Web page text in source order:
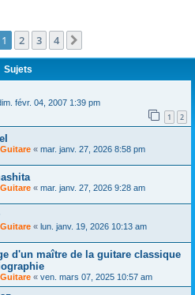
1 2 3 4
Sujets
févr. 04, 2007 1:39 pm
1 2
« mar. janv. 27, 2026 8:58 pm
« mar. janv. 27, 2026 9:28 am
« lun. janv. 19, 2026 10:13 am
d'un maître de la guitare classique
« ven. mars 07, 2025 10:57 am